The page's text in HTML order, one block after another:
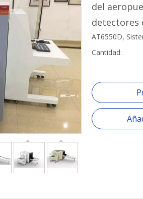
del
detectores
AT6550D,
Cantidad: